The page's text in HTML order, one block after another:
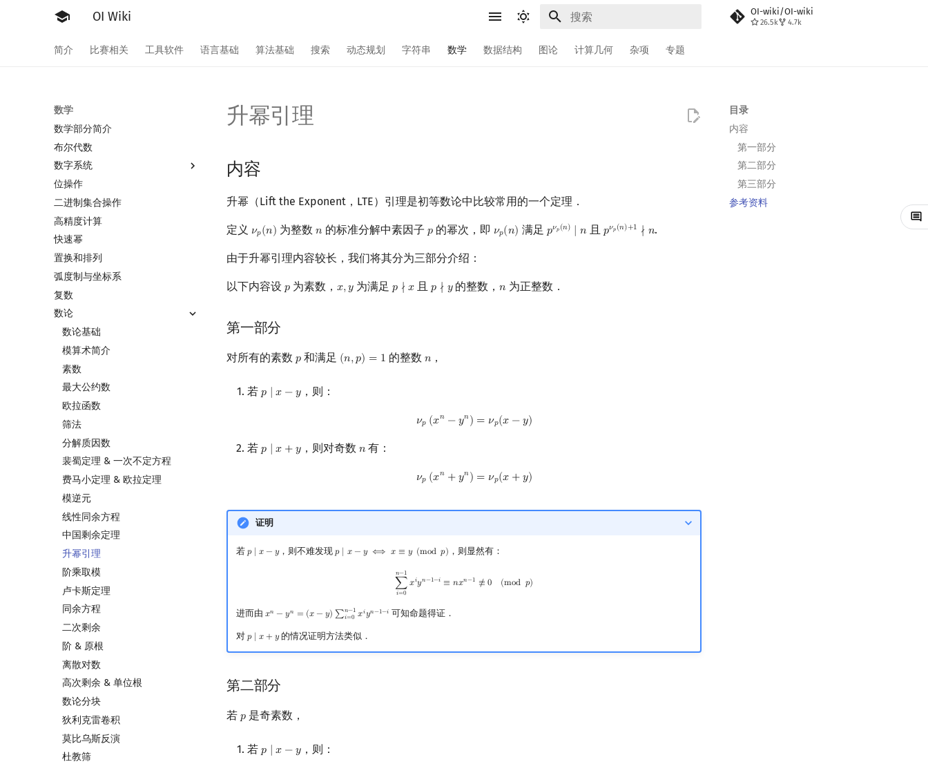
OI Wiki OI-wiki/OI-wiki
26.5k 4.7k
简介 比赛相关 工具软件 语言基础 算法基础 搜索 动态规划 字符串 数学 数据结构 图论 计算几何 杂项 专题
数学
数学部分简介
布尔代数
数字系统
数字系统简介
进位制
平衡三进制
格雷码
位操作
二进制集合操作
高精度计算
快速幂
置换和排列
弧度制与坐标系
复数
数论
数论基础
模算术简介
素数
最大公约数
欧拉函数
筛法
分解质因数
裴蜀定理 & 一次不定方程
费马小定理 & 欧拉定理
模逆元
线性同余方程
中国剩余定理
升幂引理
阶乘取模
卢卡斯定理
同余方程
二次剩余
阶 & 原根
离散对数
高次剩余 & 单位根
数论分块
狄利克雷卷积
莫比乌斯反演
杜教筛
目录
内容
第一部分
第二部分
第三部分
参考资料
升幂引理
内容
升幂（Lift the Exponent，LTE）引理是初等数论中比较常用的一个定理．
定义 𝜈𝑝(𝑛)
νp(n) 为整数 𝑛
n 的标准分解中素因子 𝑝
p的幂次，即 𝜈𝑝(𝑛)
νp(n) 满足 𝑝𝜈𝑝(𝑛) ∣ 𝑛
pνp(n ∣n 且 𝑝𝜈𝑝(𝑛)+1 ∤ 𝑛
pνp(n)+ 1 ∤n.
由于升幂引理内容较长，我们将其分为三部分介绍：
以下内容设 𝑝
p 为素数，𝑥,𝑦
x,y 为满足𝑝 ∤ 𝑥
p ∤ x 且𝑝 ∤ 𝑦
p ∤ y 的整数，𝑛
n 为正整数．
第一部分
对所有的素数 𝑝
p 和满足 (𝑛,𝑝) = 1
(n,p)= 1 的整数 𝑛
n ，
若 𝑝 ∣ 𝑥 −𝑦
p −y ，则：
𝜈𝑝 (𝑥𝑛 −𝑦𝑛) = 𝜈𝑝(𝑥 −𝑦)
νp( xn −yn )=νp (x− y)
若 𝑝 ∣ 𝑥 +𝑦
p +y ，则对奇数 𝑛
n 有：
𝜈𝑝 (𝑥𝑛 +𝑦𝑛) = 𝜈𝑝(𝑥 +𝑦)
νp( xn +yn )=νp (x+ y)
证明
若𝑝 ∣ 𝑥 − 𝑦
p −y ，则不难发现𝑝 ∣ 𝑥 − 𝑦 ⟺ 𝑥 ≡ 𝑦 (mod 𝑝)
p −y⟺ x≡y( mod p) ，则显然有：
𝑛−1
∑
𝑖=0
𝑥𝑖𝑦𝑛−1−𝑖 ≡ 𝑛𝑥𝑛−1 ≢ 0 (mod 𝑝)
∑i=
进而由 𝑥𝑛 − 𝑦𝑛 = (𝑥 − 𝑦) ∑𝑛−1
𝑖=0 𝑥𝑖𝑦𝑛−1−𝑖
xn −y n=( x− y)∑ i=0n− 1xiyn −1−i 可知命题得证．
对𝑝 ∣ 𝑥 + 𝑦
p +y 的情况证明方法类似．
第二部分
若 𝑝
p 是奇素数，
若 𝑝 ∣ 𝑥 −𝑦
p −y ，则：